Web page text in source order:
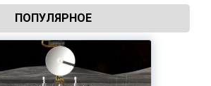
ПОПУЛЯРНОЕ